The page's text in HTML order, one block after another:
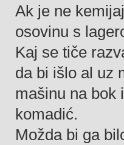
Ak je ne
osovinu s
Kaj se tiče
da bi išlo al uz
mašinu na bok
komadić.
Možda bi ga